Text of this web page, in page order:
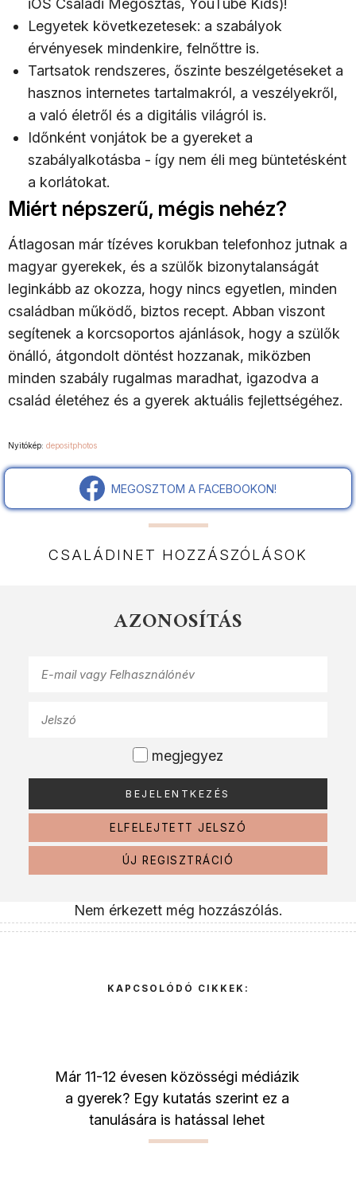
iOS Családi Megosztás, YouTube Kids)!
Legyetek következetesek: a szabályok
érvényesek mindenkire, felnőttre is.
Tartsatok rendszeres, őszinte beszélgetéseket a
hasznos internetes tartalmakról, a veszélyekről,
a való életről és a digitális világról is.
Időnként vonjátok be a gyereket a
szabályalkotásba - így nem éli meg büntetésként
a korlátokat.
Miért népszerű, mégis nehéz?
Átlagosan már tízéves korukban telefonhoz jutnak a
magyar gyerekek, és a szülők bizonytalanságát
leginkább az okozza, hogy nincs egyetlen, minden
családban működő, biztos recept. Abban viszont
segítenek a korcsoportos ajánlások, hogy a szülők
önálló, átgondolt döntést hozzanak, miközben
minden szabály rugalmas maradhat, igazodva a
család életéhez és a gyerek aktuális fejlettségéhez.
Nyitókép: depositphotos
MEGOSZTOM A FACEBOOKON!
CSALÁDINET HOZZÁSZÓLÁSOK
AZONOSÍTÁS
megjegyez
ELFELEJTETT JELSZÓ
ÚJ REGISZTRÁCIÓ
Nem érkezett még hozzászólás.
KAPCSOLÓDÓ CIKKEK:
Már 11-12 évesen közösségi médiázik
a gyerek? Egy kutatás szerint ez a
tanulására is hatással lehet